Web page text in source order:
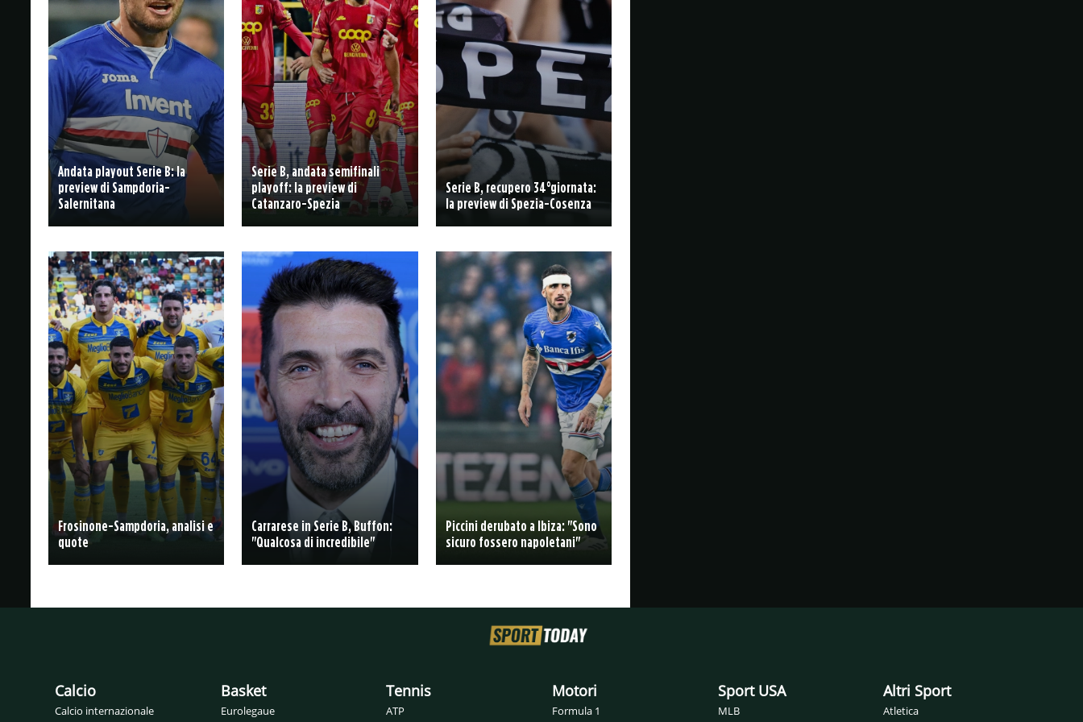
Andata playout Serie B: la
preview di Sampdoria-
Salernitana
Serie B, andata semifinali
playoff: la preview di
Catanzaro-Spezia
Serie B, recupero 34°giornata:
la preview di Spezia-Cosenza
Frosinone-Sampdoria, analisi e
quote
Carrarese in Serie B, Buffon:
"Qualcosa di incredibile"
Piccini derubato a Ibiza: "Sono
sicuro fossero napoletani"
Calcio
Calcio internazionale
Basket
Eurolegaue
Tennis
ATP
Motori
Formula 1
Sport USA
MLB
Altri Sport
Atletica